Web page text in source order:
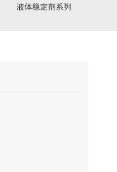
液体稳定剂系列